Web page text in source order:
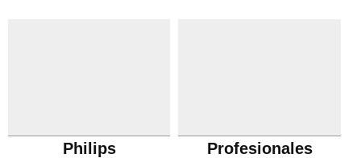
Philips Profesionales